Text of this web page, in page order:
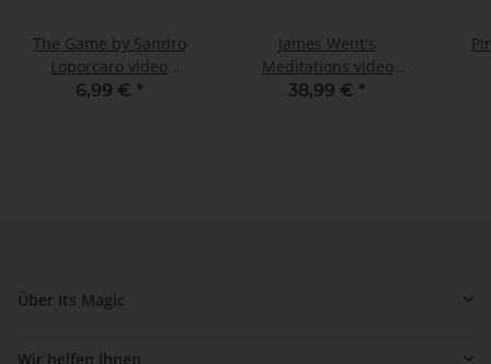
The Game by Sandro
Loporcaro video
DOWNLOAD
6,99 € *
James Went's
Meditations video
DOWNLOAD
38,99 € *
Über Its Magic
Wir helfen Ihnen